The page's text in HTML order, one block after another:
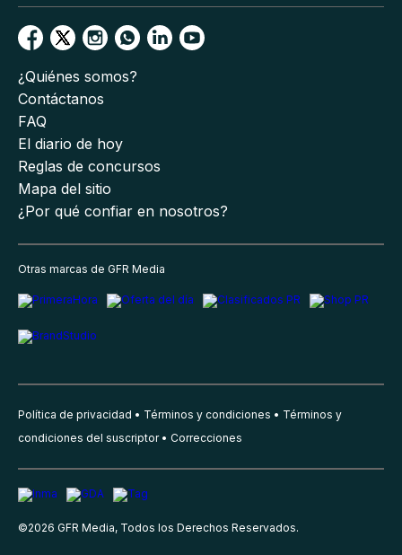
¿Quiénes somos?
Contáctanos
FAQ
El diario de hoy
Reglas de concursos
Mapa del sitio
¿Por qué confiar en nosotros?
Otras marcas de GFR Media
Política de privacidad Términos y condiciones
Términos y
condiciones del suscriptor
Correcciones
©2026 GFR Media, Todos los Derechos Reservados.